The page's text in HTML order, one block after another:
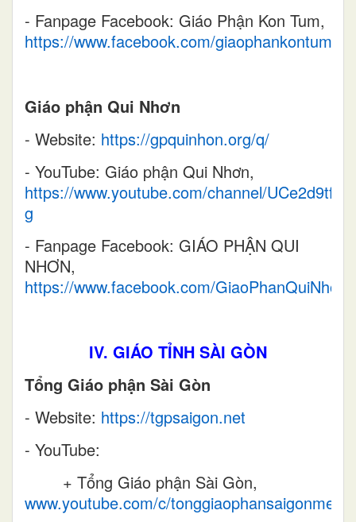
- Fanpage Facebook: Giáo Phận Kon Tum,
https://www.facebook.com/giaophankontum
Giáo phận Qui Nhơn
- Website: https://gpquinhon.org/q/
- YouTube: Giáo phận Qui Nhơn,
https://www.youtube.com/channel/
g
- Fanpage Facebook: GIÁO PHẬN QUI
NHƠN,
https://www.facebook.com/GiaoPhanQuiNhon/
IV. GIÁO TỈNH SÀI GÒN
Tổng Giáo phận Sài Gòn
- Website: https://tgpsaigon.net
- YouTube:
+ Tổng Giáo phận Sài Gòn,
www.youtube.com/c/tonggiaophansaigonmedia